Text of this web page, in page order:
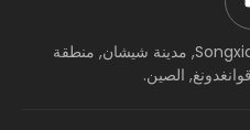
شارع شايغ, Songxia Industrial Park, مدينة شيشان, منطقة
الصين.